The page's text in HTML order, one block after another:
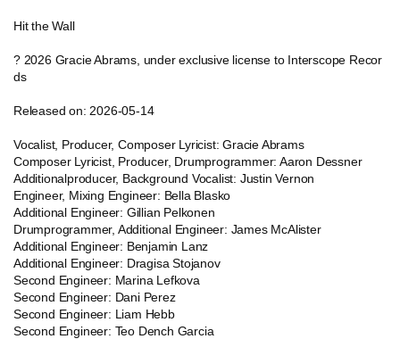
Hit the Wall
? 2026 Gracie Abrams, under exclusive license to Interscope Recor
ds
Released on: 2026-05-14
Vocalist, Producer, Composer Lyricist: Gracie Abrams
Composer Lyricist, Producer, Drumprogrammer: Aaron Dessner
Additionalproducer, Background Vocalist: Justin Vernon
Engineer, Mixing Engineer: Bella Blasko
Additional Engineer: Gillian Pelkonen
Drumprogrammer, Additional Engineer: James McAlister
Additional Engineer: Benjamin Lanz
Additional Engineer: Dragisa Stojanov
Second Engineer: Marina Lefkova
Second Engineer: Dani Perez
Second Engineer: Liam Hebb
Second Engineer: Teo Dench Garcia